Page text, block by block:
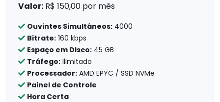
Valor: R$ 150,00 por mês
Ouvintes Simultâneos: 4000
Bitrate: 160 kbps
Espaço em Disco: 45 GB
Tráfego: Ilimitado
Processador: AMD EPYC / SSD NVMe
Painel de Controle
Hora Certa